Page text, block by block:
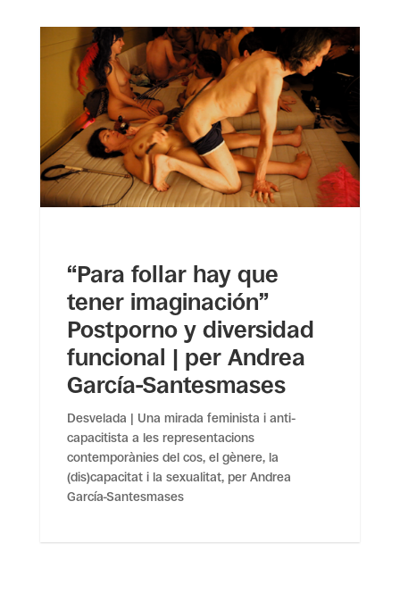
“Para follar hay que
tener imaginación”
Postporno y diversidad
funcional | per Andrea
García-Santesmases
Desvelada | Una mirada feminista i anti-
capacitista a les representacions
contemporànies del cos, el gènere, la
(dis)capacitat i la sexualitat, per Andrea
García-Santesmases